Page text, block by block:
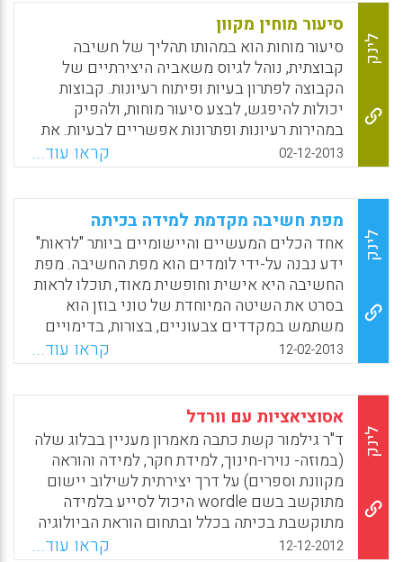
עדכניות" (עמי סלנט).
WhatsApp
Facebook
Email
X
מבוסס על איסוף שיטתי של סקירות על כלים
מתוקשבים, מתדולוגיות לניהול ידע אישי, סקירות
השוואתיות והמלצות מומחים ברחבי העולם (עמי
סלנט).
WhatsApp
Facebook
Email
X
לינק
סיעור מוחין מקוון
סיעור מוחות הוא במהותו תהליך של חשיבה
קבוצתית, נוהל לגיוס משאביה היצירתיים של
הקבוצה לפתרון בעיות ופיתוח רעיונות. קבוצות
יכולות להיפגש, לבצע סיעור מוחות, ולהפיק
במהירות רעיונות ופתרונות אפשריים לבעיות. את
אלה ניתן להעריך, למחוק את הבלתי-שימושיים
וללטש וליישם את הרעיונות המבריקים. סיעור
מוחות מסייע לתלמיד להטמיע ידע חדש בתוך
מערכת מוכרת של הקשרים, ומאפשר לכל תלמיד
לתרום מהידע ומעולם האסוציאציות שלו לכלל
התלמידים. ככל שיותר לומדים ישתתפו בסיעור
המוחות, כך תיבנה מערכת הקשרים עשירה
ומגוונת יותר.בסקירה ניתן למצוא רשימה של כלים
דיגיטליים לעריכת סיעור מוחין מקוון בכיתה או
בקורס במכללה.
WhatsApp
Facebook
Email
X
02-12-2013 קראו עוד...
לינק
מפת חשיבה מקדמת למידה בכיתה
אחד הכלים המעשיים והיישומיים ביותר "לראות"
ידע נבנה על-ידי לומדים הוא מפת החשיבה. מפת
החשיבה היא אישית וחופשית מאוד, תוכלו לראות
בסרט את השיטה המיוחדת של טוני בוזן הוא
משתמש במקדדים צבעוניים, בצורות, בדימויים
(ציורים קטנים), בכיוונים ובמרחב הדף כדי לתאר
קשרים בין נושאים. הוא מבחין בין נושא ראשי
למשני, ומוסיף מילים על הענפים כדי לאפיין-
איזה סוג קשרים הלומד רואה בין המושגים הללו (
לימור ליבוביץ ) .
WhatsApp
Facebook
Email
X
12-02-2013 קראו עוד...
לינק
אסוציאציות עם וורדל
ד"ר גילמור קשת כתבה מאמרון מעניין בבלוג שלה
(במוזה- נוירו-חינוך, למידת חקר, למידה והוראה
מקוונת וספרים) על דרך יצירתית לשילוב יישום
מתוקשב בשם wordle היכול לסייע בלמידה
מתוקשבת בכיתה בכלל ובתחום הוראת הביולוגיה
בפרט.
12-12-2012 קראו עוד...